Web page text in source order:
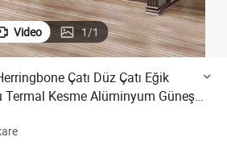
Video 1/1
Çatı Düz Çatı Eğik
Termal Kesme Alüminyum Güneş